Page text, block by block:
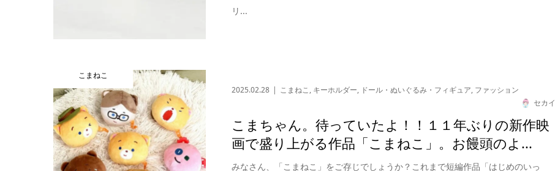
リ...
こまねこ
2025.02.28
こまねこ , キーホルダー, ドール・ぬいぐるみ・フィギュア, ファッション
セカイ
こまちゃん。待っていたよ！！１１年ぶりの新作映
画で盛り上がる作品「こまねこ」。お饅頭のよ...
みなさん、「こまねこ」をご存じでしょうか？これまで短編作品「はじめのいっ